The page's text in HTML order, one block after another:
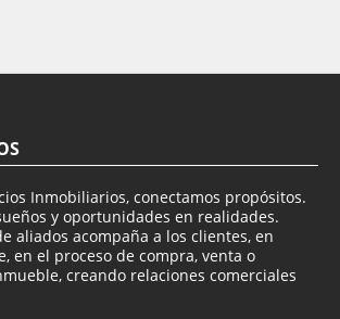
Inmobiliarios, conectamos propósitos.
y oportunidades en realidades.
aliados acompaña a los clientes, en
en el proceso de compra, venta o
creando relaciones comerciales